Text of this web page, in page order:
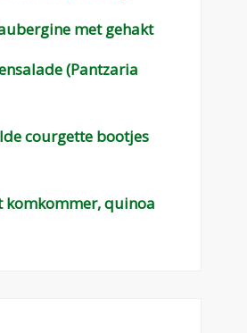
met gehakt
(Pantzaria
courgette bootjes
komkommer, quinoa